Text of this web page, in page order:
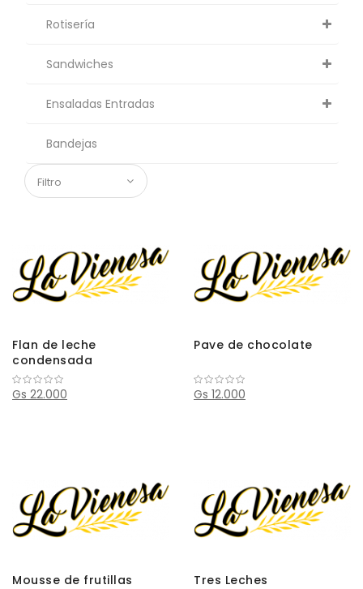
Rotisería
Sandwiches
Ensaladas Entradas
Bandejas
Flan de leche
condensada
Gs 22.000
Pave de chocolate
Gs 12.000
Mousse de frutillas Tres Leches